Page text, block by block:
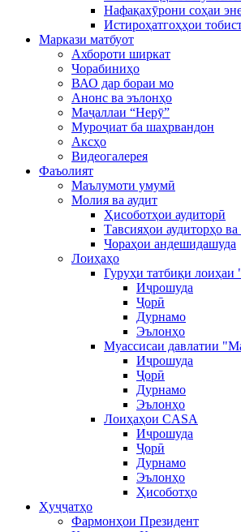
Нафақахӯрони соҳаи
Истироҳатгоҳҳои
Маркази матбуот
Ахбороти ширкат
Чорабиниҳо
ВАО дар бораи мо
Анонс ва эълонҳо
Маҷаллаи “Нерӯ”
Муроҷиат ба шаҳрвандон
Аксҳо
Видеогалерея
Фаъолият
Маълумоти умумӣ
Молия ва аудит
Ҳисоботҳои аудиторӣ
Тавсияҳои аудиторҳо
Чораҳои андешидашуда
Лоиҳаҳо
Гуруҳи татбиқи
Иҷрошуда
Ҷорӣ
Дурнамо
Эълонҳо
Муассисаи давлатии
Иҷрошуда
Ҷорӣ
Дурнамо
Эълонҳо
Лоиҳаҳои CASA
Иҷрошуда
Ҷорӣ
Дурнамо
Эълонҳо
Ҳисоботҳо
Ҳуҷҷатҳо
Фармонҳои Президент